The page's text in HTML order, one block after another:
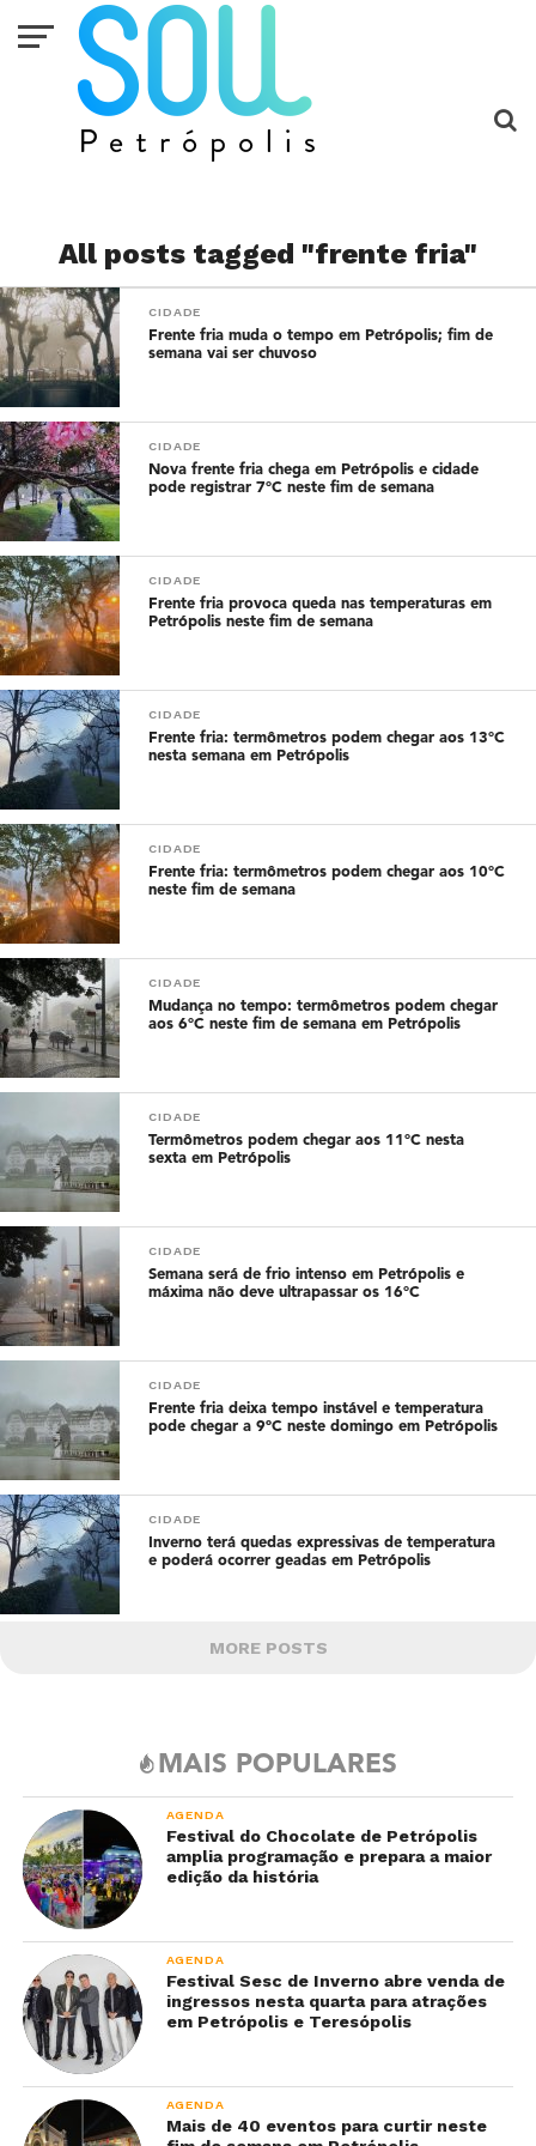
All posts tagged "frente fria"
CIDADE
Frente fria muda o tempo em Petrópolis; fim de
semana vai ser chuvoso
CIDADE
Nova frente fria chega em Petrópolis e cidade
pode registrar 7°C neste fim de semana
CIDADE
Frente fria provoca queda nas temperaturas em
Petrópolis neste fim de semana
CIDADE
Frente fria: termômetros podem chegar aos 13°C
nesta semana em Petrópolis
CIDADE
Frente fria: termômetros podem chegar aos 10°C
neste fim de semana
CIDADE
Mudança no tempo: termômetros podem chegar
aos 6°C neste fim de semana em Petrópolis
CIDADE
Termômetros podem chegar aos 11°C nesta
sexta em Petrópolis
CIDADE
Semana será de frio intenso em Petrópolis e
máxima não deve ultrapassar os 16°C
CIDADE
Frente fria deixa tempo instável e temperatura
pode chegar a 9ºC neste domingo em Petrópolis
CIDADE
Inverno terá quedas expressivas de temperatura
e poderá ocorrer geadas em Petrópolis
MORE POSTS
MAIS POPULARES
AGENDA
Festival do Chocolate de Petrópolis
amplia programação e prepara a maior
edição da história
AGENDA
Festival Sesc de Inverno abre venda de
ingressos nesta quarta para atrações
em Petrópolis e Teresópolis
AGENDA
Mais de 40 eventos para curtir neste